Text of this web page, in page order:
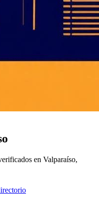
en Valparaíso,